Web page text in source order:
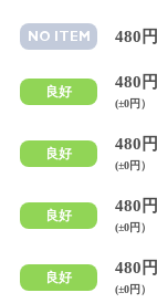
NO ITEM 480円
良好
480円
(±0円）
良好
480円
(±0円）
良好
480円
(±0円）
良好
480円
(±0円）